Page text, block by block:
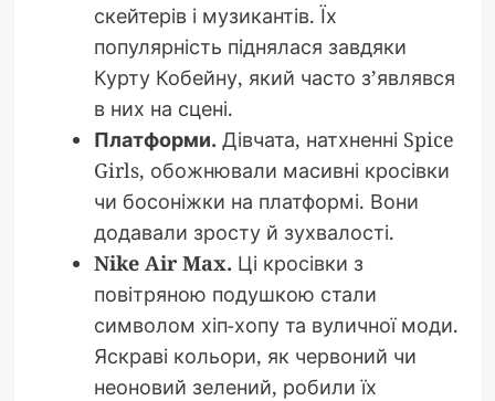
скейтерів і музикантів. Їх
популярність піднялася завдяки
Курту Кобейну, який часто з’являвся
в них на сцені.
Платформи. Дівчата, натхненні Spice
Girls, обожнювали масивні кросівки
чи босоніжки на платформі. Вони
додавали зросту й зухвалості.
Nike Air Max. Ці кросівки з
повітряною подушкою стали
символом хіп-хопу та вуличної моди.
Яскраві кольори, як червоний чи
неоновий зелений, робили їх